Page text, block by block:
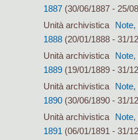
1887 (30/06/1887 - 25/
Unità archivistica
1888 (20/01/1888 - 31/
Unità archivistica
1889 (19/01/1889 - 31/
Unità archivistica
1890 (30/06/1890 - 31/
Unità archivistica
1891 (06/01/1891 - 31/